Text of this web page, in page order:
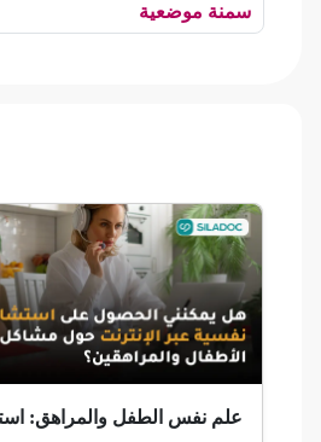
سمنة موضعية
ضمور الألم
ضمور عصبي ألمي
ثعلبة
علم نفس الطفل والمراهق: